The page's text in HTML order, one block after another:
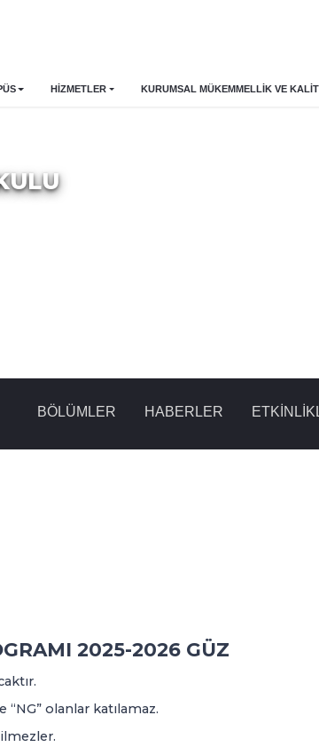
HİZMETLER KURUMSAL MÜKEMMELLIK VE
BÖLÜMLER HABERLER
2025-2026 GÜZ
olanlar katılamaz.